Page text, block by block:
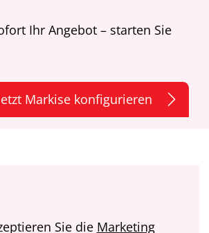
Ihr Angebot – starten Sie
Markise konfigurieren
Sie die Marketing